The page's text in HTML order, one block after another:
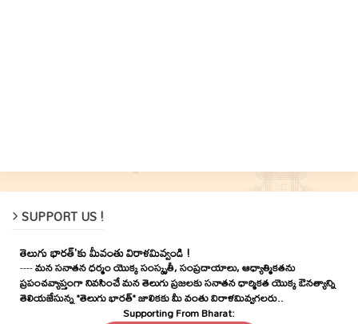
SUPPORT US !
తెలుగు భారత్'కు మీవంతు విరాళమివ్వండి !
----మన సనాతన ధర్మం యొక్క సంస్కృతీ, సంప్రదాయాలు, ఆధ్యాత్మికతను
ప్రపంచవ్యాప్తంగా నివసించే మన తెలుగు ప్రజలకు సనాతన ధార్మికత యొక్క ఔనత్యాన్ని
తెలియజేసున్న "తెలుగు భారత్" జాలికకు మీ వంతు విరాళమివ్వగలరు..
Supporting From Bharat: